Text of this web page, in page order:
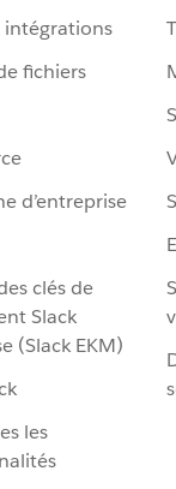
intégrations
fichiers
d’entreprise
clés de
Slack
(Slack EKM)
les